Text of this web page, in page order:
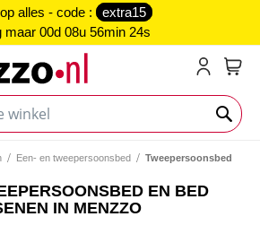
op alles - code :
extra15
maar 00d 08u 56min 23s
Een- en tweepersoonsbed Tweepersoonsbed
EN BED
IN MENZZO